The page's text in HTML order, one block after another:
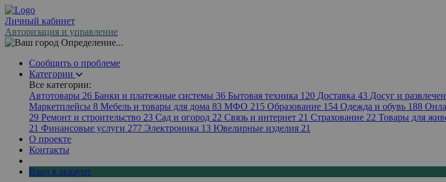
Личный кабинет
Авторизация и управление
Определение...
Сообщить о проблеме
Категории
Все категории:
Автотовары 26 Банки и платежные системы 36 Бытовая техника 120 Доставка 43 Досуг и
Маркетплейсы 8 Мебель и товары для дома 83 МФО 215 Образование 154 Одежда и обувь 188
29 Ремонт и строительство 23 Сад и огород 22 Связь и интернет 21 Страхование 22 Товары для
21 Финансовые услуги 277 Электроника 13 Ювелирные изделия 21
О проекте
Контакты
Вход в аккаунт